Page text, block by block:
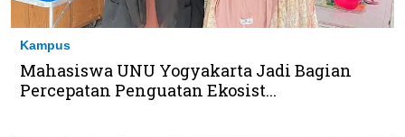
Kampus
Mahasiswa UNU Yogyakarta Jadi Bagian
Percepatan Penguatan Ekosist...